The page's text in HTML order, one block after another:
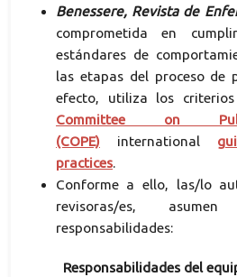
Benessere, Revista de
comprometida en
estándares de
las etapas del proceso de
efecto, utiliza los
Committee on
(COPE) international
practices.
Conforme a ello, las/lo
revisoras/es,
responsabilidades:
Responsabilidades del